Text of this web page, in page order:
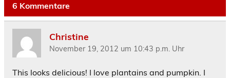
6 Kommentare
Christine
November 19, 2012 um 10:43 p.m. Uhr
This looks delicious! I love plantains and pumpkin. I